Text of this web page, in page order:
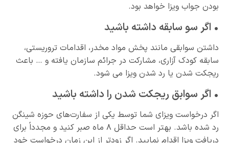
بودن جواب ویزا خواهد بود.
• اگر سو سابقه داشته باشید
داشتن سوابقی مانند پخش مواد مخدر، اقدامات تروریستی،
سابقه کودک ‌آزاری، مشارکت در جرائم سازمان یافته و … باعث
ریجکت شدن یا رد شدن ویزا می شود.
• اگر سوابق ریجکت شدن را داشته باشید
اگر درخواست ویزای شما توسط یکی از سفارت‌های حوزه شینگن
رد شده باشد. بهتر است حداقل ۸ ماه صبر کنید و مجدداً برای
دریافت ویزا اقدام نمایید. اگر زودتر از این زمان درخواست خود